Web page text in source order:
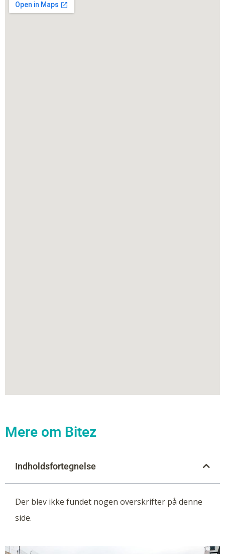
Mere om Bitez
Indholdsfortegnelse
Der blev ikke fundet nogen overskrifter på denne
side.